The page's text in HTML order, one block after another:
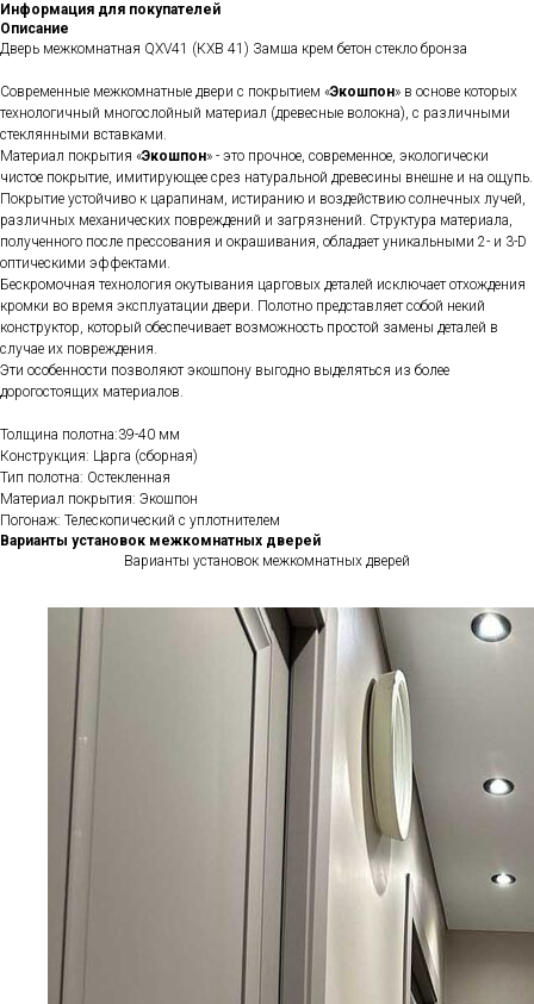
Информация для покупателей
Описание
Дверь межкомнатная QXV41 (КХВ 41) Замша крем бетон стекло бронза
Современные межкомнатные двери с покрытием «Экошпон» в основе которых
технологичный многослойный материал (древесные волокна), с различными
стеклянными вставками.
Материал покрытия «Экошпон» - это прочное, современное, экологически
чистое покрытие, имитирующее срез натуральной древесины внешне и на ощупь.
Покрытие устойчиво к царапинам, истиранию и воздействию солнечных лучей,
различных механических повреждений и загрязнений. Структура материала,
полученного после прессования и окрашивания, обладает уникальными 2- и 3-D
оптическими эффектами.
Бескромочная технология окутывания царговых деталей исключает отхождения
кромки во время эксплуатации двери. Полотно представляет собой некий
конструктор, который обеспечивает возможность простой замены деталей в
случае их повреждения.
Эти особенности позволяют экошпону выгодно выделяться из более
дорогостоящих материалов.
Толщина полотна:39-40 мм
Конструкция: Царга (сборная)
Тип полотна: Остекленная
Материал покрытия: Экошпон
Погонаж: Телескопический с уплотнителем
Варианты установок межкомнатных дверей
Варианты установок межкомнатных дверей